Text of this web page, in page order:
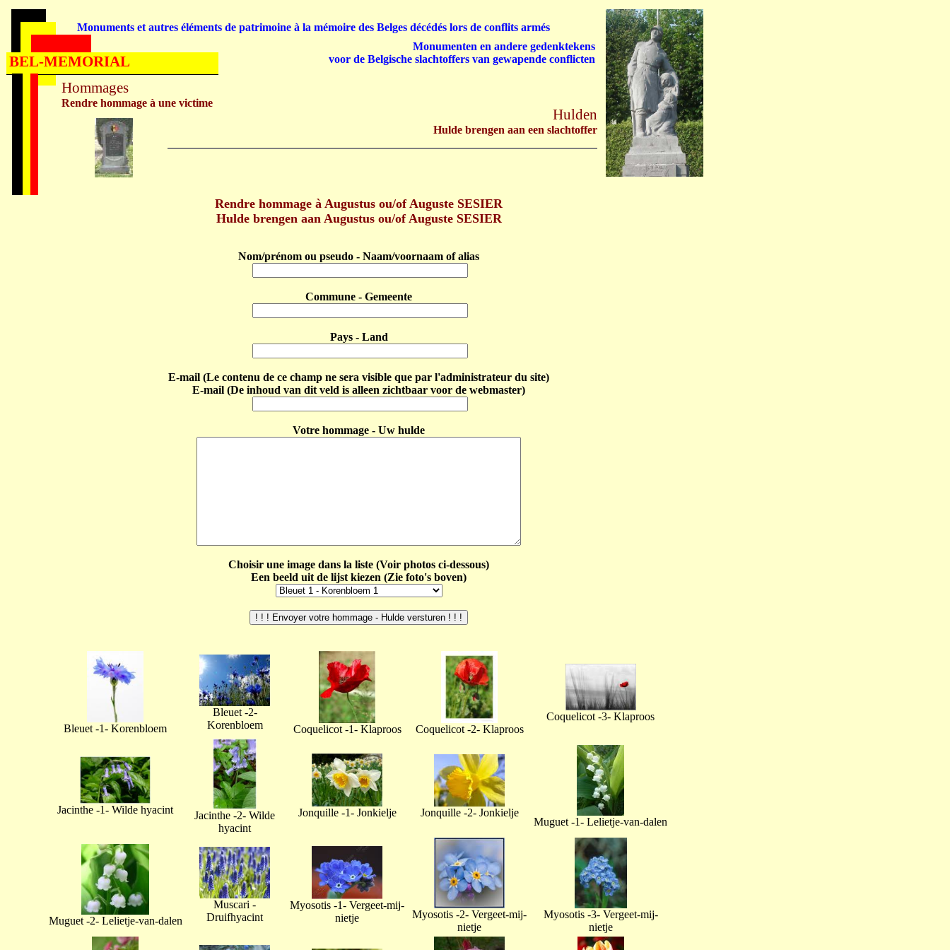
Rendre hommage à Augustus ou/of Auguste SESIER
Hulde brengen aan Augustus ou/of Auguste SESIER
Nom/prénom ou pseudo - Naam/voornaam of alias
Commune - Gemeente
Pays - Land
E-mail (Le contenu de ce champ ne sera visible que par l'administrateur du site)
E-mail (De inhoud van dit veld is alleen zichtbaar voor de webmaster)
Votre hommage - Uw hulde
Choisir une image dans la liste (Voir photos ci-dessous)
Een beeld uit de lijst kiezen (Zie foto's boven)
Bleuet -1- Korenbloem
Bleuet -2-
Korenbloem
Coquelicot -1- Klaproos Coquelicot -2- Klaproos
Coquelicot -3- Klaproos
Jacinthe -1- Wilde hyacint
Jacinthe -2- Wilde
hyacint
Jonquille -1- Jonkielje Jonquille -2- Jonkielje
Muguet -1- Lelietje-van-dalen
Muguet -2- Lelietje-van-dalen
Muscari -
Druifhyacint
Myosotis -1- Vergeet-mij-
nietje
Myosotis -2- Vergeet-mij-
nietje
Myosotis -3- Vergeet-mij-
nietje
Hommages
Rendre hommage à une victime
Hulden
Hulde brengen aan een slachtoffer
Monuments et autres éléments de patrimoine à la mémoire des Belges décédés lors de conflits armés
Monumenten en andere gedenktekens
voor de Belgische slachtoffers van gewapende conflicten
BEL-MEMORIAL